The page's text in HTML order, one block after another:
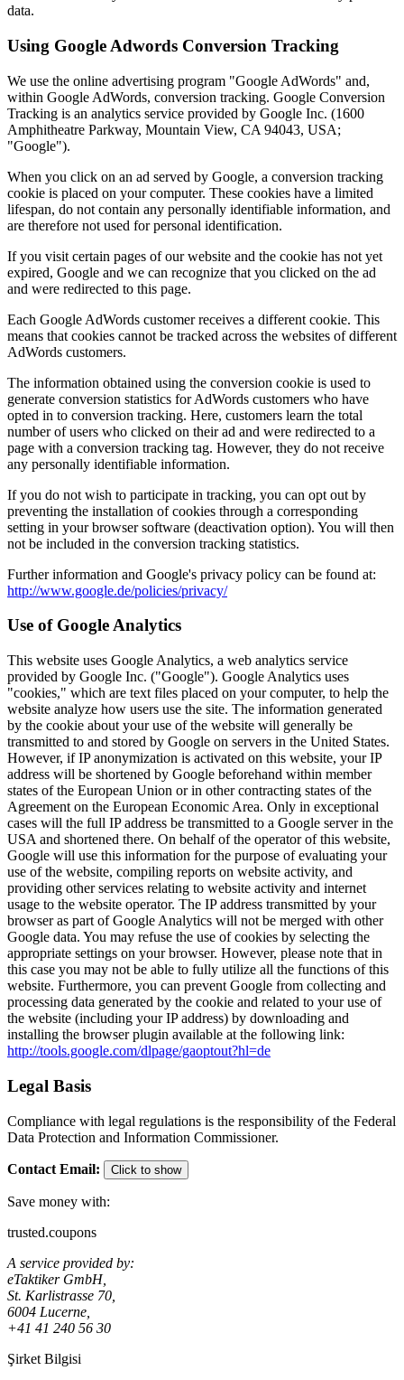
data.
Using Google Adwords Conversion Tracking
We use the online advertising program "Google AdWords" and,
within Google AdWords, conversion tracking. Google Conversion
Tracking is an analytics service provided by Google Inc. (1600
Amphitheatre Parkway, Mountain View, CA 94043, USA;
"Google").
When you click on an ad served by Google, a conversion tracking
cookie is placed on your computer. These cookies have a limited
lifespan, do not contain any personally identifiable information, and
are therefore not used for personal identification.
If you visit certain pages of our website and the cookie has not yet
expired, Google and we can recognize that you clicked on the ad
and were redirected to this page.
Each Google AdWords customer receives a different cookie. This
means that cookies cannot be tracked across the websites of different
AdWords customers.
The information obtained using the conversion cookie is used to
generate conversion statistics for AdWords customers who have
opted in to conversion tracking. Here, customers learn the total
number of users who clicked on their ad and were redirected to a
page with a conversion tracking tag. However, they do not receive
any personally identifiable information.
If you do not wish to participate in tracking, you can opt out by
preventing the installation of cookies through a corresponding
setting in your browser software (deactivation option). You will then
not be included in the conversion tracking statistics.
Further information and Google's privacy policy can be found at:
http://www.google.de/policies/privacy/
Use of Google Analytics
This website uses Google Analytics, a web analytics service
provided by Google Inc. ("Google"). Google Analytics uses
"cookies," which are text files placed on your computer, to help the
website analyze how users use the site. The information generated
by the cookie about your use of the website will generally be
transmitted to and stored by Google on servers in the United States.
However, if IP anonymization is activated on this website, your IP
address will be shortened by Google beforehand within member
states of the European Union or in other contracting states of the
Agreement on the European Economic Area. Only in exceptional
cases will the full IP address be transmitted to a Google server in the
USA and shortened there. On behalf of the operator of this website,
Google will use this information for the purpose of evaluating your
use of the website, compiling reports on website activity, and
providing other services relating to website activity and internet
usage to the website operator. The IP address transmitted by your
browser as part of Google Analytics will not be merged with other
Google data. You may refuse the use of cookies by selecting the
appropriate settings on your browser. However, please note that in
this case you may not be able to fully utilize all the functions of this
website. Furthermore, you can prevent Google from collecting and
processing data generated by the cookie and related to your use of
the website (including your IP address) by downloading and
installing the browser plugin available at the following link:
http://tools.google.com/dlpage/gaoptout?hl=de
Legal Basis
Compliance with legal regulations is the responsibility of the Federal
Data Protection and Information Commissioner.
Contact Email: Click to show
Save money with:
trusted.coupons
A service provided by:
eTaktiker GmbH,
St. Karlistrasse 70,
6004 Lucerne,
+41 41 240 56 30
Şirket Bilgisi